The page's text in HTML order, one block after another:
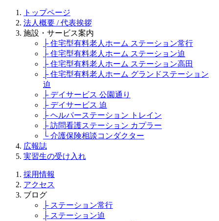
トップページ
法人概要 / 代表挨拶
施設・サービス案内
├ 住宅型有料老人ホーム ステーション常行
├ 住宅型有料老人ホーム ステーション迫
├ 住宅型有料老人ホーム ステーション高田
├ 住宅型有料老人ホーム グランドステーション
迫
├ デイサービス 公園通り
├ デイサービス 迫
├ ヘルパーステーション トレイン
├ 訪問看護ステーション カプラー
└ 介護保険相談コンダクター
広報誌
実習生の受け入れ
採用情報
アクセス
ブログ
├ ステーション常行
├ ステーション迫